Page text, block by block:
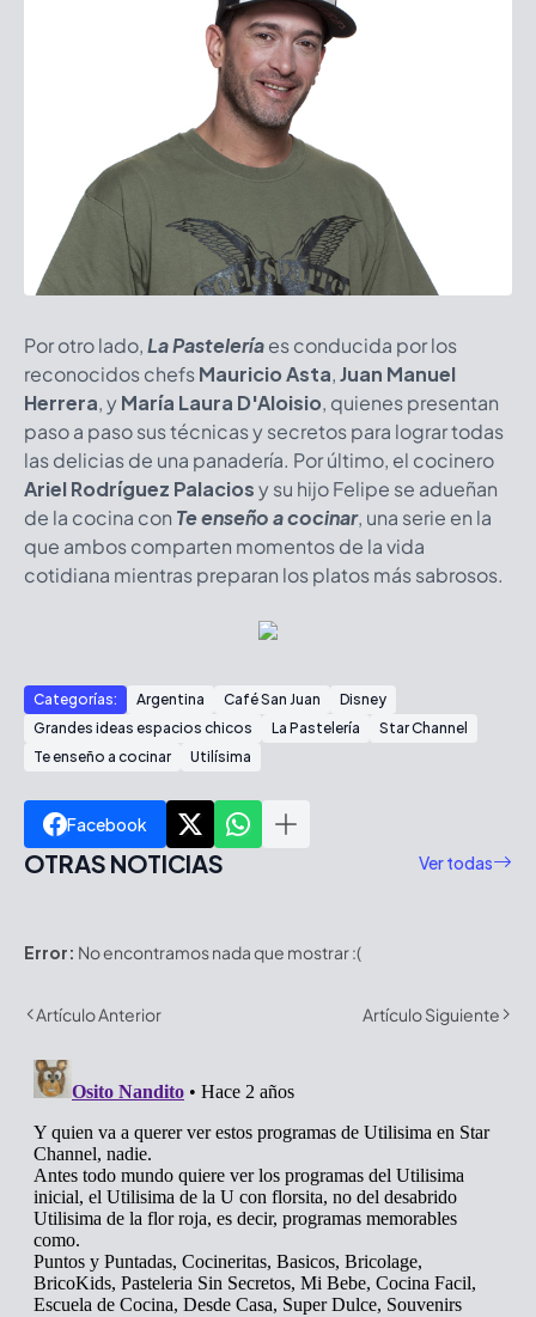
Por otro lado,La Pasteleríaes conducida por los
reconocidos chefsMauricio Asta,Juan Manuel
Herrera, yMaría Laura D'Aloisio, quienes presentan
paso a paso sus técnicas y secretos para lograr todas
las delicias de una panadería. Por último, el cocinero
Ariel Rodríguez Palaciosy su hijo Felipe se adueñan
de la cocina con Te enseño a cocinar, una serie en la
que ambos comparten momentos de la vida
cotidiana mientras preparan los platos más sabrosos.
Categorías: Argentina Café San Juan
Disney
Grandes ideas espacios chicos
La Pastelería
Star Channel
Te enseño a cocinar
Utilísima
Facebook
OTRAS NOTICIAS Ver todas
Error: No encontramos nada que mostrar :(
Artículo Anterior Artículo Siguiente